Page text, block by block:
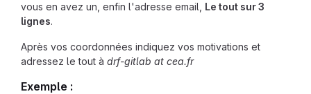
vous en avez un, enfin l'adresse email, Le tout sur 3
lignes.
Après vos coordonnées indiquez vos motivations et
adressez le tout à drf-gitlab at cea.fr
Exemple :